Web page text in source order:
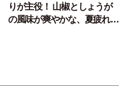
りが主役！ 山椒としょうが
の風味が爽やかな、夏疲れを